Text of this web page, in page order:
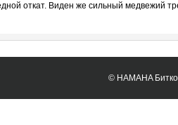
откат. Виден же сильный медвежий
© HAMAHA